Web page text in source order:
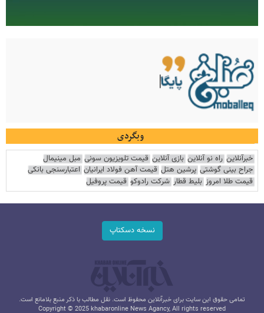
وبگردی
خبرآنلاین راه نو آنلاین بازی آنلاین قیمت تلویزیون سونی مبل مینیمال
جراح بینی گوشتی پرشین هتل قیمت آهن فولاد ایرانیان اعتبارسنجی بانکی
قیمت طلا امروز بلیط قطار شرکت رادوکو قیمت پروفیل
نسخه دسکتاپ
تمامی حقوق این سایت برای خبرآنلاین محفوظ است. نقل مطالب با ذکر منبع بلامانع است.
Copyright © 2025 khabaronline News Agancy, All rights reserved